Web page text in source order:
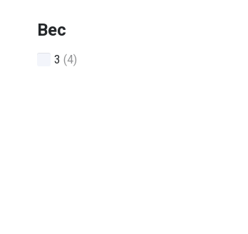
Вес
3 (4)